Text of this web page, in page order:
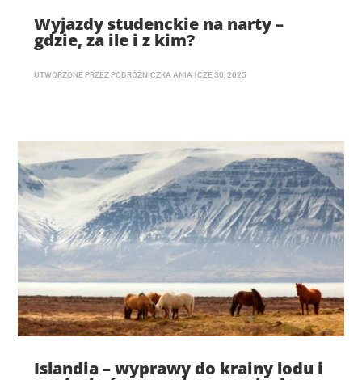
Wyjazdy studenckie na narty –
gdzie, za ile i z kim?
UTWORZONE PRZEZ PODRÓŻNICZKA ANIA |CZE 30, 2025
Islandia – wyprawy do krainy lodu i